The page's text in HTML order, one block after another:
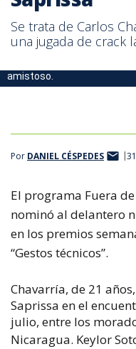
Se trata de Carlos
una jugada de crack
amistoso.
amistoso.
Por DANIEL CÉSPEDES
El programa Fuera
nominó al delantero
en los premios
“Gestos técnicos”.
Chavarría, de 21
Saprissa en el
julio, entre los
Nicaragua. Keylor